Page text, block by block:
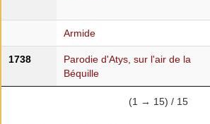
Armide
1738
Parodie d'Atys, sur l'air de la
Béquille
(1 → 15) / 15